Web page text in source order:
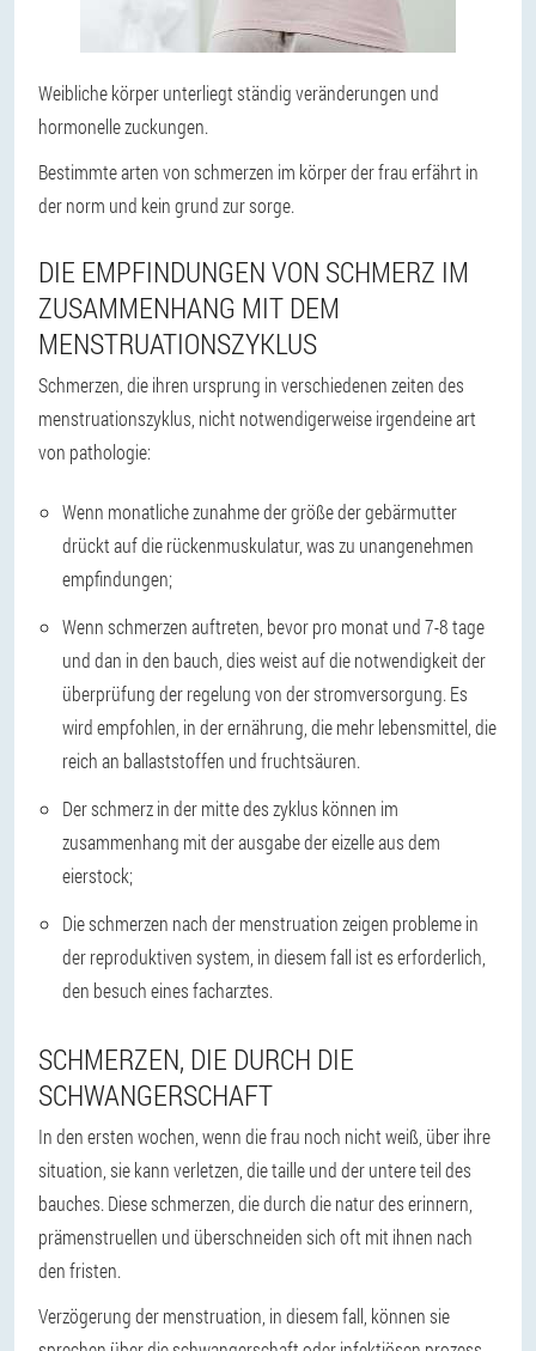
Weibliche körper unterliegt ständig veränderungen und
hormonelle zuckungen.
Bestimmte arten von schmerzen im körper der frau erfährt in
der norm und kein grund zur sorge.
DIE EMPFINDUNGEN VON SCHMERZ IM
ZUSAMMENHANG MIT DEM
MENSTRUATIONSZYKLUS
Schmerzen, die ihren ursprung in verschiedenen zeiten des
menstruationszyklus, nicht notwendigerweise irgendeine art
von pathologie:
Wenn monatliche zunahme der größe der gebärmutter
drückt auf die rückenmuskulatur, was zu unangenehmen
empfindungen;
Wenn schmerzen auftreten, bevor pro monat und 7-8 tage
und dan in den bauch, dies weist auf die notwendigkeit der
überprüfung der regelung von der stromversorgung. Es
wird empfohlen, in der ernährung, die mehr lebensmittel, die
reich an ballaststoffen und fruchtsäuren.
Der schmerz in der mitte des zyklus können im
zusammenhang mit der ausgabe der eizelle aus dem
eierstock;
Die schmerzen nach der menstruation zeigen probleme in
der reproduktiven system, in diesem fall ist es erforderlich,
den besuch eines facharztes.
SCHMERZEN, DIE DURCH DIE
SCHWANGERSCHAFT
In den ersten wochen, wenn die frau noch nicht weiß, über ihre
situation, sie kann verletzen, die taille und der untere teil des
bauches. Diese schmerzen, die durch die natur des erinnern,
prämenstruellen und überschneiden sich oft mit ihnen nach
den fristen.
Verzögerung der menstruation, in diesem fall, können sie